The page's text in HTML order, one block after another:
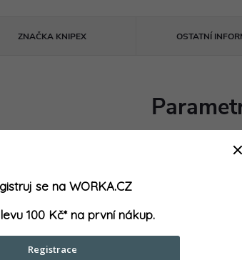
ZNAČKA KNIPEX OSTATNÍ
Položka byla
se na WORKA.CZ
100 Kč* na první nákup.
Registrace